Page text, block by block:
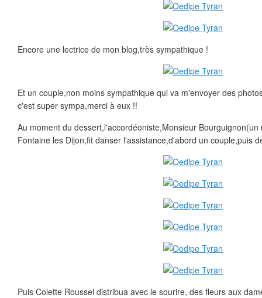
Encore une lectrice de mon blog,très sympathique !
Et un couple,non moins sympathique qui va m'envoyer des
c'est super sympa,merci à eux !!
Au moment du dessert,l'accordéoniste,Monsieur
Fontaine les Dijon,fit danser l'assistance,d'abord un couple,puis
Puis Colette Roussel distribua avec le sourire, des fleurs aux